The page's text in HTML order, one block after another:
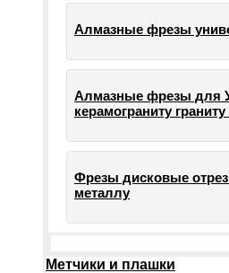
Алмазные фрезы
Алмазные фрезы для
керамограниту
Фрезы дисковые
металлу
Метчики и плашки